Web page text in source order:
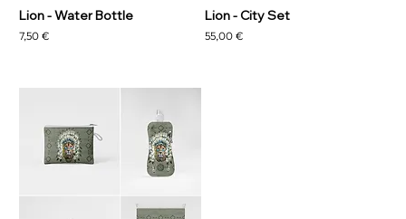
Lion - Water Bottle
Precio
7,50 €
Lion - City Set
Precio
55,00 €